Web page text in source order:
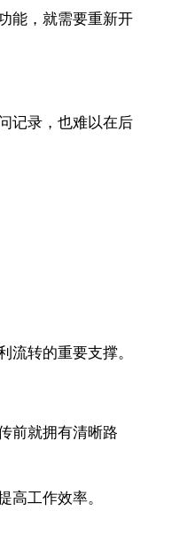
能，就需要重新开
记录，也难以在后
流转的重要支撑。
前就拥有清晰路
工作效率。